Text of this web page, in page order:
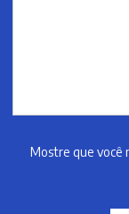
Mostre que você